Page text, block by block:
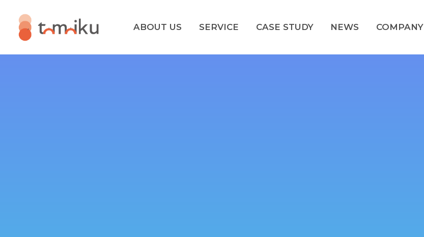
ABOUT US SERVICE CASE STUDY NEWS COMPANY